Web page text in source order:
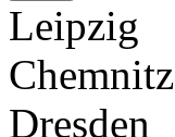
Leipzig
Chemnitz
Dresden